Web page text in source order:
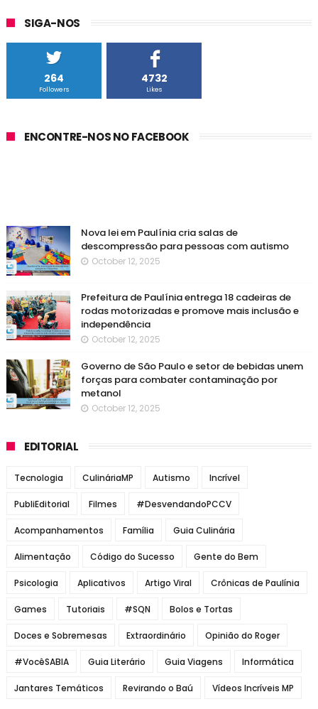
SIGA-NOS
264
Followers
4732
Likes
ENCONTRE-NOS NO FACEBOOK
Nova lei em Paulínia cria salas de
descompressão para pessoas com autismo
October 12, 2025
Prefeitura de Paulínia entrega 18 cadeiras de
rodas motorizadas e promove mais inclusão e
independência
October 12, 2025
Governo de São Paulo e setor de bebidas unem
forças para combater contaminação por
metanol
October 12, 2025
EDITORIAL
Tecnologia CulináriaMP Autismo Incrível
PubliEditorial Filmes #DesvendandoPCCV
Acompanhamentos Família Guia Culinária
Alimentação Código do Sucesso Gente do Bem
Psicologia Aplicativos Artigo Viral Crônicas de Paulínia
Games Tutoriais #SQN Bolos e Tortas
Doces e Sobremesas Extraordinário Opinião do Roger
#VocêSABIA Guia Literário Guia Viagens Informática
Jantares Temáticos Revirando o Baú Vídeos Incríveis MP